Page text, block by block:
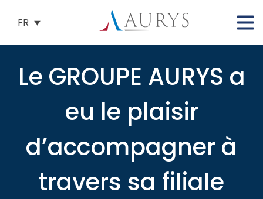
FR
Le GROUPE AURYS a
eu le plaisir
d’accompagner à
travers sa filiale